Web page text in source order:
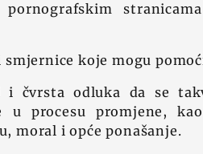
koje mogu
i čvrsta odluka da se
u procesu promjene,
moral i opće ponašanje.